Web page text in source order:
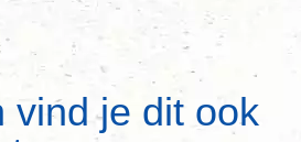
vind je dit ook